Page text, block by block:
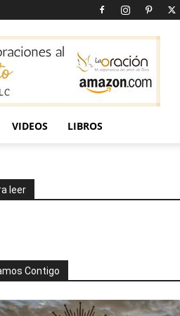
VIDEOS LIBROS
leer
Contigo